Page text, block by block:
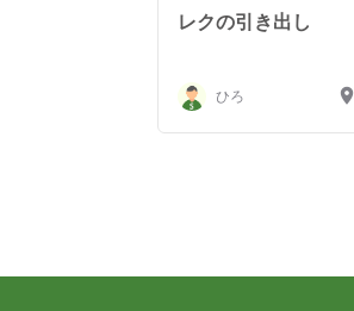
レクの引き出し
ひろ